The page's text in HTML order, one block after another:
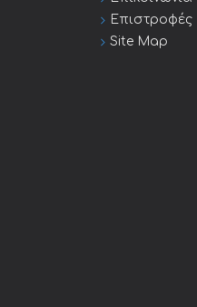
Επιστροφές
Site Map